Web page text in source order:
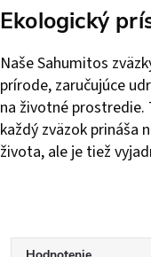
Ekologický
Naše Sahumitos
prírode, zaručujúce
na životné
každý zväzok prináša
života, ale je tiež